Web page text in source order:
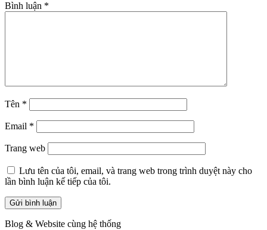
Bình luận *
Tên *
Email *
Trang web
Lưu tên của tôi, email, và trang web trong trình duyệt này cho
lần bình luận kế tiếp của tôi.
Blog & Website cùng hệ thống